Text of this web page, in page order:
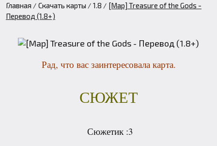
Главная Скачать карты 1.8
[Map] Treasure of the Gods -
Перевод (1.8+)
Рад, что вас заинтересовала карта.
СЮЖЕТ
Сюжетик :3